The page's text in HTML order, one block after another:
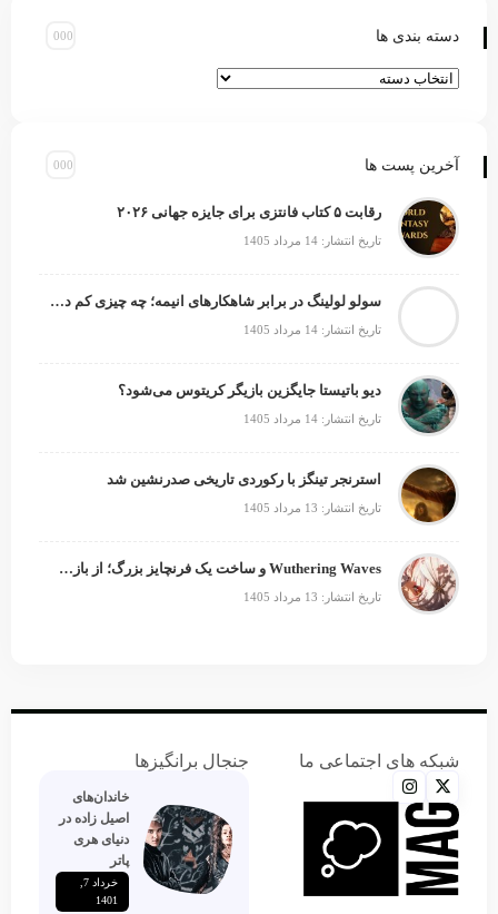
دسته بندی ها
آخرین پست ها
رقابت ۵ کتاب فانتزی برای جایزه جهانی ۲۰۲۶
تاریخ انتشار: 14 مرداد 1405
سولو لولینگ در برابر شاهکارهای انیمه؛ چه چیزی کم دارد؟
تاریخ انتشار: 14 مرداد 1405
دیو باتیستا جایگزین بازیگر کریتوس می‌شود؟
تاریخ انتشار: 14 مرداد 1405
استرنجر تینگز با رکوردی تاریخی صدرنشین شد
تاریخ انتشار: 13 مرداد 1405
Wuthering Waves و ساخت یک فرنچایز بزرگ؛ از بازی تا انیمه
تاریخ انتشار: 13 مرداد 1405
شبکه های اجتماعی ما جنجال برانگیزها
خاندان‌های
اصیل زاده‌ در
دنیای هری
پاتر
1401